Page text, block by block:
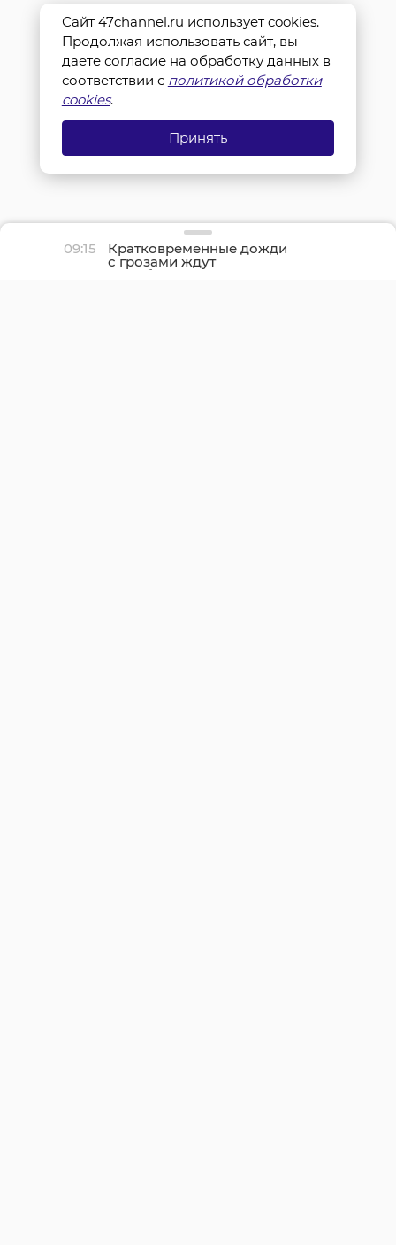
09:15 Кратковременные дожди
с грозами ждут
Ленобласть 6 августа
Сайт 47channel.ru использует cookies.
Продолжая использовать сайт, вы
даете согласие на обработку данных в
соответствии с политикой обработки
cookies.
Принять